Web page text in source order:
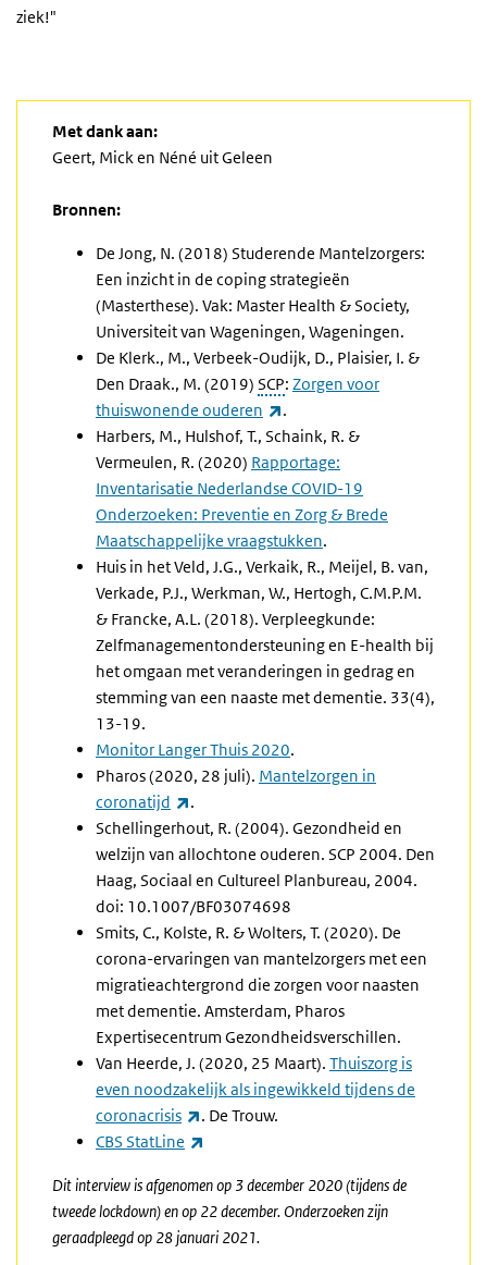
ziek!"
Met dank aan:
Geert, Mick en Néné uit Geleen
Bronnen:
De Jong, N. (2018) Studerende Mantelzorgers:
Een inzicht in de coping strategieën
(Masterthese). Vak: Master Health & Society,
Universiteit van Wageningen, Wageningen.
De Klerk., M., Verbeek-Oudijk, D., Plaisier, I. &
Den Draak., M. (2019) SCP: Zorgen voor
thuiswonende ouderen
(externe link)
.
Harbers, M., Hulshof, T., Schaink, R. &
Vermeulen, R. (2020) Rapportage:
Inventarisatie Nederlandse COVID-19
Onderzoeken: Preventie en Zorg & Brede
Maatschappelijke vraagstukken.
Huis in het Veld, J.G., Verkaik, R., Meijel, B. van,
Verkade, P.J., Werkman, W., Hertogh, C.M.P.M.
& Francke, A.L. (2018). Verpleegkunde:
Zelfmanagementondersteuning en E-health bij
het omgaan met veranderingen in gedrag en
stemming van een naaste met dementie. 33(4),
13-19.
Monitor Langer Thuis 2020.
Pharos (2020, 28 juli). Mantelzorgen in
coronatijd
(externe link)
.
Schellingerhout, R. (2004). Gezondheid en
welzijn van allochtone ouderen. SCP 2004. Den
Haag, Sociaal en Cultureel Planbureau, 2004.
doi: 10.1007/BF03074698
Smits, C., Kolste, R. & Wolters, T. (2020). De
corona-ervaringen van mantelzorgers met een
migratieachtergrond die zorgen voor naasten
met dementie. Amsterdam, Pharos
Expertisecentrum Gezondheidsverschillen.
Van Heerde, J. (2020, 25 Maart). Thuiszorg is
even noodzakelijk als ingewikkeld tijdens de
coronacrisis
(externe link)
. De Trouw.
CBS StatLine
Dit interview is afgenomen op 3 december 2020 (tijdens de
tweede lockdown) en op 22 december. Onderzoeken zijn
geraadpleegd op 28 januari 2021.